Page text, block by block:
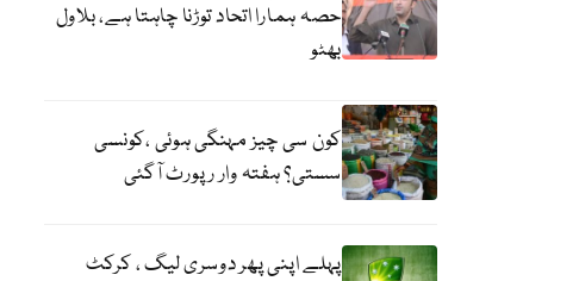
حصہ ہمارا اتحاد توڑنا چاہتا ہے، بلاول
بھٹو
کون سی چیز مہنگی ہوئی ،کونسی
سستی؟ ہفتہ وار رپورٹ آگئی
پہلے اپنی پھر دوسری لیگ ، کرکٹ